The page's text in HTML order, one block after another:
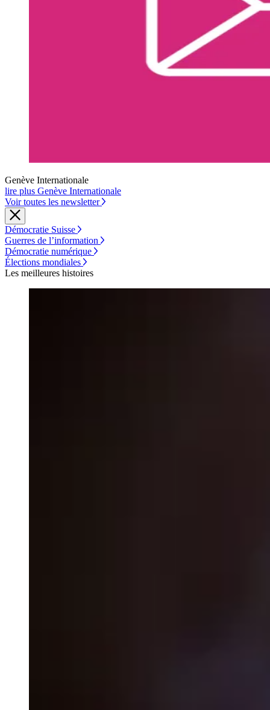
Genève Internationale
lire plus Genève Internationale
Voir toutes les newsletter
Démocratie Suisse
Guerres de l’information
Démocratie numérique
Élections mondiales
Les meilleures histoires